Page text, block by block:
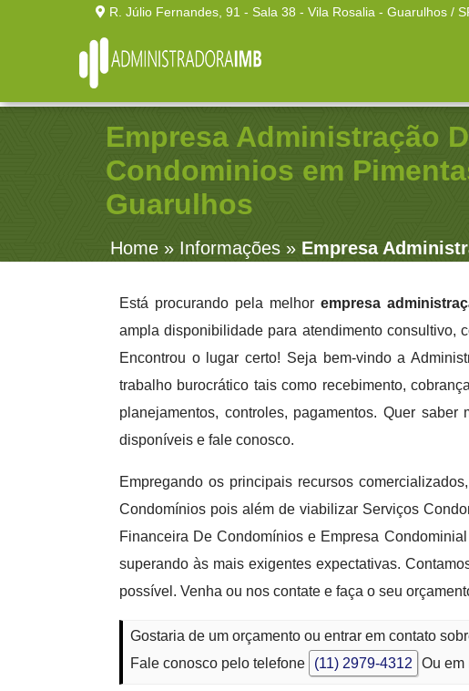
R. Júlio Fernandes, 91 - Sala 38 - Vila Rosalia - Guarulhos /
Empresa Administração
Condominios em
Guarulhos
Home» Informações » Empresa
Está procurando pela melhorempresa
ampla disponibilidade para atendimento consultivo,
Encontrou o lugar certo! Seja bem-vindo a
trabalho burocrático tais como recebimento,
planejamentos, controles, pagamentos. Quer
disponíveis e fale conosco.
Empregando os principais recursos
Condomínios pois além de viabilizar Serviços
Financeira De Condomínios e Empresa
superando às mais exigentes expectativas.
possível. Venha ou nos contate e faça o seu
Gostaria de um orçamento ou entrar em contato
Fale conosco pelo telefone
(11) 2979-4312 Ou em